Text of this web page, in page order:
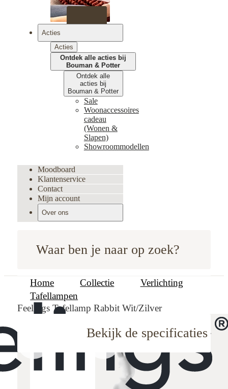
Waar ben je naar op zoek?
Acties
Acties
Ontdek alle acties bij
Bouman & Potter
Ontdek alle
acties bij
Bouman & Potter
Sale
Woonaccessoires
cadeau
(Wonen &
Slapen)
Showroommodellen
Moodboard
Klantenservice
Contact
Mijn account
Over ons
Home Collectie
Verlichting
Tafellampen
Feelings Tafellamp Rabbit Wit/Zilver
Bekijk de specificaties